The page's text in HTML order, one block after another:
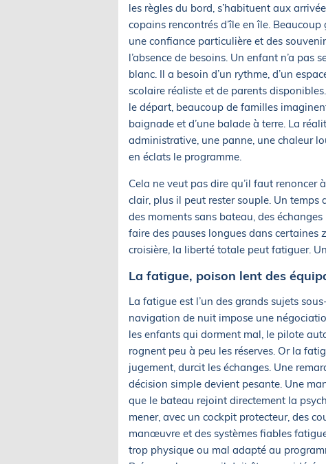
les règles du bord, s’habituent aux
copains rencontrés d’île en île.
une confiance particulière et des
l’absence de besoins. Un enfant n’a
blanc. Il a besoin d’un rythme, d’un
scolaire réaliste et de parents
le départ, beaucoup de familles
baignade et d’une balade à terre. La
administrative, une panne, une chaleur
en éclats le programme.
Cela ne veut pas dire qu’il faut
clair, plus il peut rester souple. Un temps
des moments sans bateau, des
faire des pauses longues dans certaines
croisière, la liberté totale peut fatiguer.
La fatigue, poison lent des
La fatigue est l’un des grands sujets
navigation de nuit impose une
les enfants qui dorment mal, le pilote
rognent peu à peu les réserves. Or la
jugement, durcit les échanges. Une
décision simple devient pesante. Une
que le bateau rejoint directement la
mener, avec un cockpit protecteur, des
manœuvre et des systèmes fiables
trop physique ou mal adapté au